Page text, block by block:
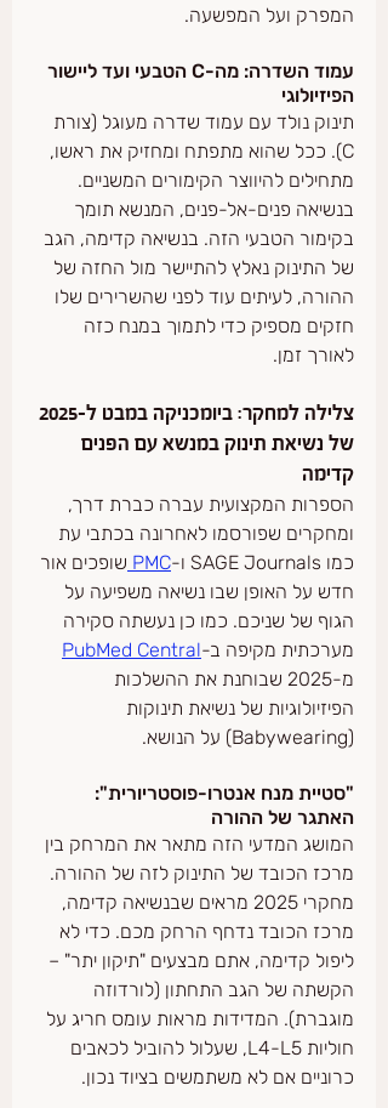
המפרק ועל המפשעה.
עמוד השדרה: מה-C הטבעי ועד ליישור
הפיזיולוגי
תינוק נולד עם עמוד שדרה מעוגל (צורת
C). ככל שהוא מתפתח ומחזיק את ראשו,
מתחילים להיווצר הקימורים המשניים.
בנשיאה פנים-אל-פנים, המנשא תומך
בקימור הטבעי הזה. בנשיאה קדימה, הגב
של התינוק נאלץ להתיישר מול החזה של
ההורה, לעיתים עוד לפני שהשרירים שלו
חזקים מספיק כדי לתמוך במנח כזה
לאורך זמן.
של נשיאת תינוק במנשא עם הפנים
קדימה
הספרות המקצועית עברה כברת דרך,
ומחקרים שפורסמו לאחרונה בכתבי עת
כמו SAGE Journals ו-
PMC שופכים אור
חדש על האופן שבו נשיאה משפיעה על
הגוף של שניכם. כמו כן נעשתה סקירה
מערכתית מקיפה ב-PubMed Central
מ-2025 שבוחנת את ההשלכות
הפיזיולוגיות של נשיאת תינוקות
(Babywearing) על הנושא.
"סטיית מנח אנטרו-פוסטריורית":
האתגר של ההורה
המושג המדעי הזה מתאר את המרחק בין
מרכז הכובד של התינוק לזה של ההורה.
מחקרי 2025 מראים שבנשיאה קדימה,
מרכז הכובד נדחף הרחק מכם. כדי לא
ליפול קדימה, אתם מבצעים "תיקון יתר" –
הקשתה של הגב התחתון (לורדוזה
מוגברת). המדידות מראות עומס חריג על
חוליות L4-L5, שעלול להוביל לכאבים
כרוניים אם לא משתמשים בציוד נכון.